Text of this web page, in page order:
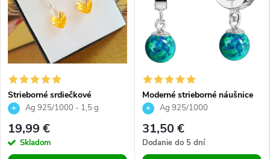
Strieborné srdiečkové
náušnice Topaz 10 mm, pre
Ag 925/1000 - 1,5 g
19,99 €
Skladom
Moderné strieborné náušnice
kruhy so zeleným syntetickým
Ag 925/1000
31,50 €
Dodanie do 5 dní